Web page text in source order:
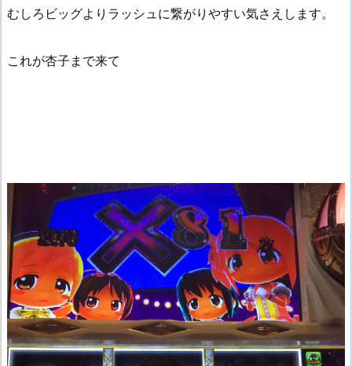
むしろビッグよりラッシュに繋がりやすい気さえします。
これが杏子まで来て